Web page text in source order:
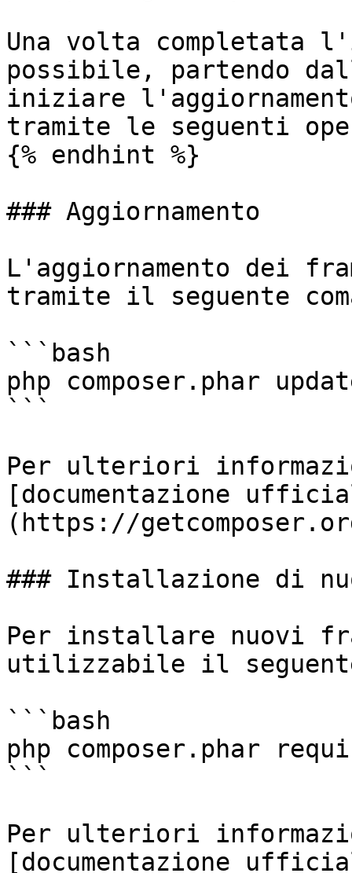
Una volta completata
possibile, partendo
iniziare
tramite le seguenti
{% endhint %}
### Aggiornamento
L'aggiornamento dei
tramite il seguente
```bash
php composer.phar
```
Per ulteriori
[documentazione
(https://
### Installazione di
Per installare nuovi
utilizzabile il seguente
```bash
php composer.phar
```
Per ulteriori
[documentazione